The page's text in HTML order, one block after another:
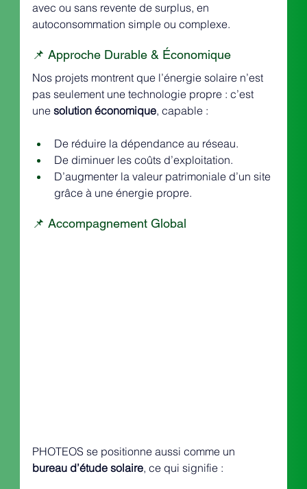
avec ou sans revente de surplus, en
autoconsommation simple ou complexe.
📌 Approche Durable & Économique
Nos projets montrent que l’énergie solaire n’est
pas seulement une technologie propre : c’est
une solution économique, capable :
De réduire la dépendance au réseau.
De diminuer les coûts d’exploitation.
D’augmenter la valeur patrimoniale d’un site
grâce à une énergie propre.
📌 Accompagnement Global
PHOTEOS se positionne aussi comme un
bureau d’étude solaire, ce qui signifie :